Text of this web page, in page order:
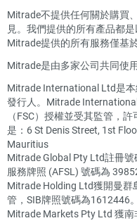
Mitrade不提供任何關於購買
見。我們提供的所有產品都
Mitrade提供的所有服務僅基
Mitrade是由多家公司共同使
Mitrade International Ltd是
發行人。Mitrade
（FSC）授權並受其監管，
是：6 St Denis Street, 1st
Mauritius
Mitrade Global Pty Ltd註冊
服務牌照 (AFSL) 號碼為
Mitrade Holding Ltd獲開曼
管，SIB牌照號碼為1612446。
Mitrade Markets Pty Ltd 獲